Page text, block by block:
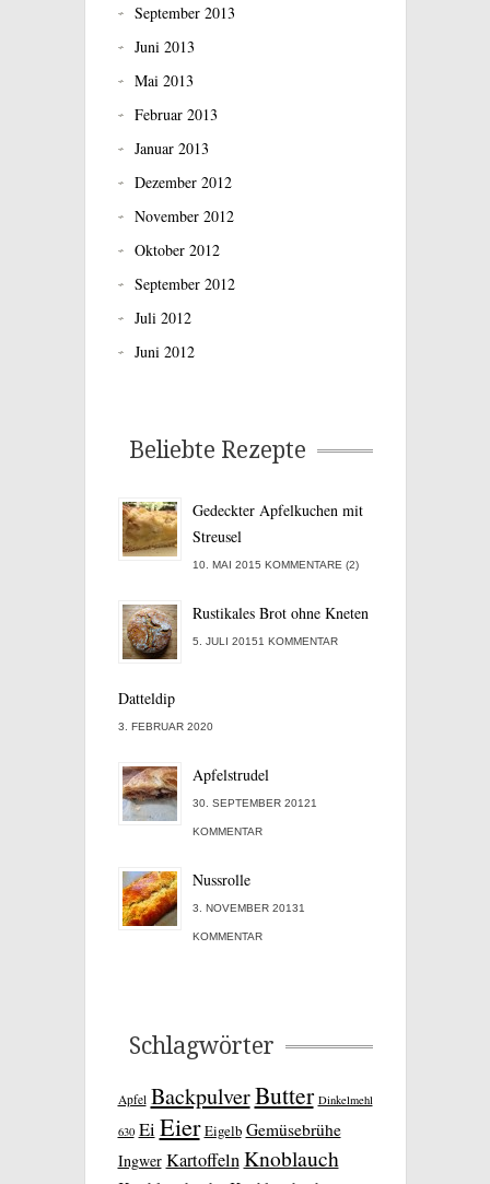
September 2013
Juni 2013
Mai 2013
Februar 2013
Januar 2013
Dezember 2012
November 2012
Oktober 2012
September 2012
Juli 2012
Juni 2012
Beliebte Rezepte
Gedeckter Apfelkuchen mit
Streusel
10. MAI 2015 KOMMENTARE (2)
Rustikales Brot ohne Kneten
5. JULI 20151 KOMMENTAR
Datteldip
3. FEBRUAR 2020
Apfelstrudel
30. SEPTEMBER 20121
KOMMENTAR
Nussrolle
3. NOVEMBER 20131
KOMMENTAR
Schlagwörter
Apfel BackpulverButter Dinkelmehl
630 Ei Eier Eigelb Gemüsebrühe
Ingwer Kartoffeln Knoblauch